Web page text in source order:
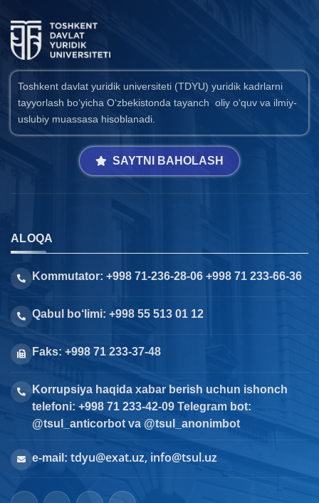
Toshkent davlat yuridik universiteti (TDYU) yuridik kadrlarni
tayyorlash bo‘yicha O‘zbekistonda tayanch oliy o‘quv va ilmiy-
uslubiy muassasa hisoblanadi.
SAYTNI BAHOLASH
ALOQA
Kommutator: +998 71-236-28-06 +998 71 233-66-36
Qabul bo‘limi: +998 55 513 01 12
Faks: +998 71 233-37-48
Korrupsiya haqida xabar berish uchun ishonch
telefoni: +998 71 233-42-09 Telegram bot:
@tsul_anticorbot va @tsul_anonimbot
e-mail: tdyu@exat.uz, info@tsul.uz